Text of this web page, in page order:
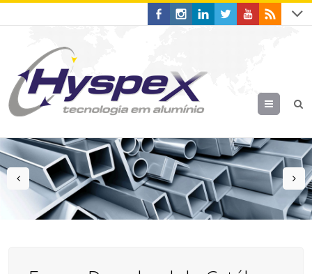
Menu
prev